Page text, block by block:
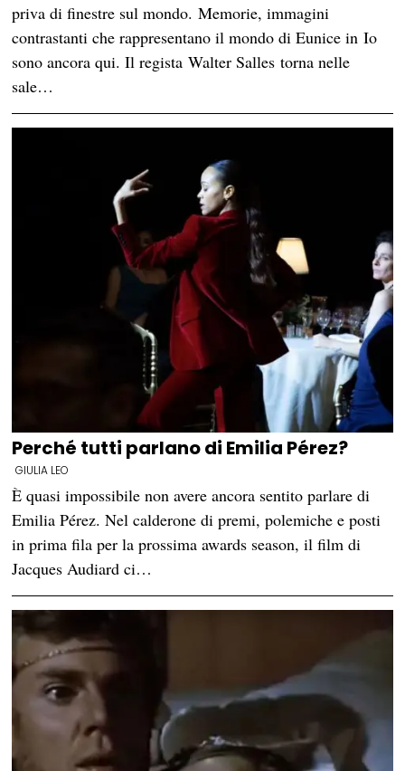
priva di finestre sul mondo. Memorie, immagini
contrastanti che rappresentano il mondo di Eunice in Io
sono ancora qui. Il regista Walter Salles torna nelle
sale…
Perché tutti parlano di Emilia Pérez?
GIULIA LEO
È quasi impossibile non avere ancora sentito parlare di
Emilia Pérez. Nel calderone di premi, polemiche e posti
in prima fila per la prossima awards season, il film di
Jacques Audiard ci…